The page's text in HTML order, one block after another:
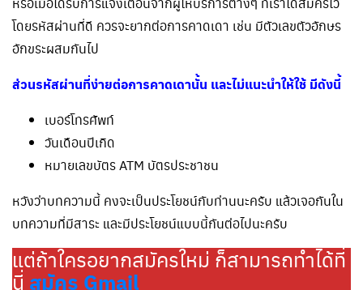
โดยรหัสผ่านที่ดี ควรจะยากต่อการคาดเดา เช่น มีตัวเลขตัวอักษร
อักขระผสมกันไป
ส่วนรหัสผ่านที่ง่ายต่อการคาดเดานั้น และไม่แนะนำให้ใช้ มีดังนี้
เบอร์โทรศัพท์
วันเดือนปีเกิด
หมายเลขบัตร ATM บัตรประชาชน
หวังว่าบทความนี้ คงจะเป็นประโยชน์กับท่านนะครับ แล้วเจอกันใน
บทความที่มีสาระ และมีประโยชน์แบบนี้กันต่อไปนะครับ
แต่ถ้าใครอยากสมัครใหม่ ก็สามารถทำได้ที่
นี่ สมัคร Gmail